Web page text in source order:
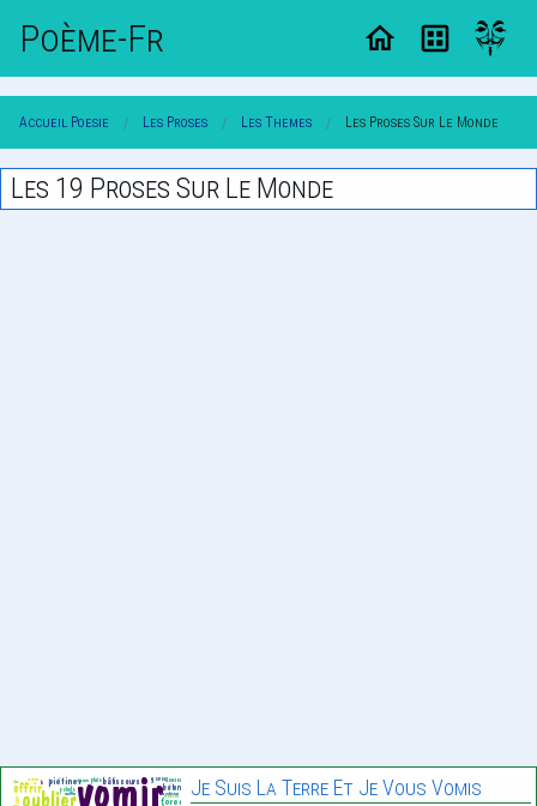
Poème-Fr
Accueil Poesie Les Proses Les Themes Les Proses Sur Le Monde
Les 19 Proses Sur Le Monde
Je Suis La Terre Et Je Vous Vomis